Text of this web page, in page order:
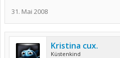
31. Mai 2008
Kristina cux.
Küstenkind